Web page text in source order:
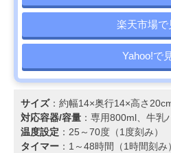
楽天市場で
Yahoo!で
サイズ：約幅14×奥行14×高さ
対応容器/容量 ：専用800ml、牛乳
温度設定 ：25～70度（1度刻み）
タイマー ：1～48時間（1時間刻み）